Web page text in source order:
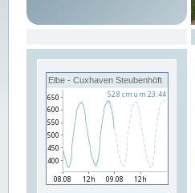
Elbe - Cuxhaven Steubenhöft